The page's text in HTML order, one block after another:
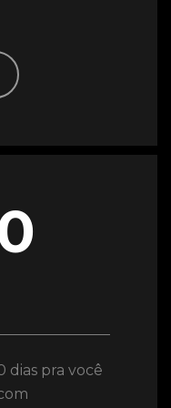
dias pra você